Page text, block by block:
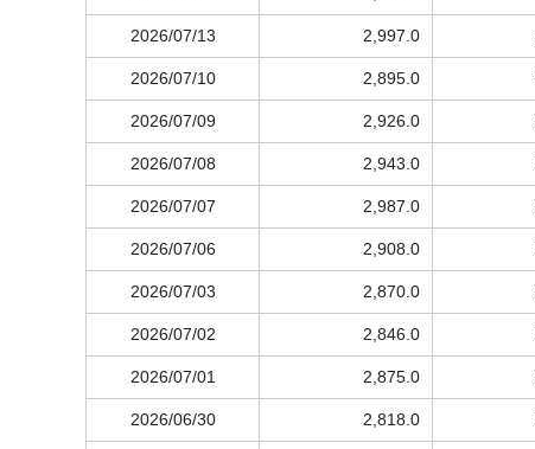
2026/07/13 2,997.0
2026/07/10 2,895.0
2026/07/09 2,926.0
2026/07/08 2,943.0
2026/07/07 2,987.0
2026/07/06 2,908.0
2026/07/03 2,870.0
2026/07/02 2,846.0
2026/07/01 2,875.0
2026/06/30 2,818.0